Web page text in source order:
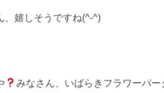
、嬉しそうですね(^-^)
みなさん、いばらきフラワーパ